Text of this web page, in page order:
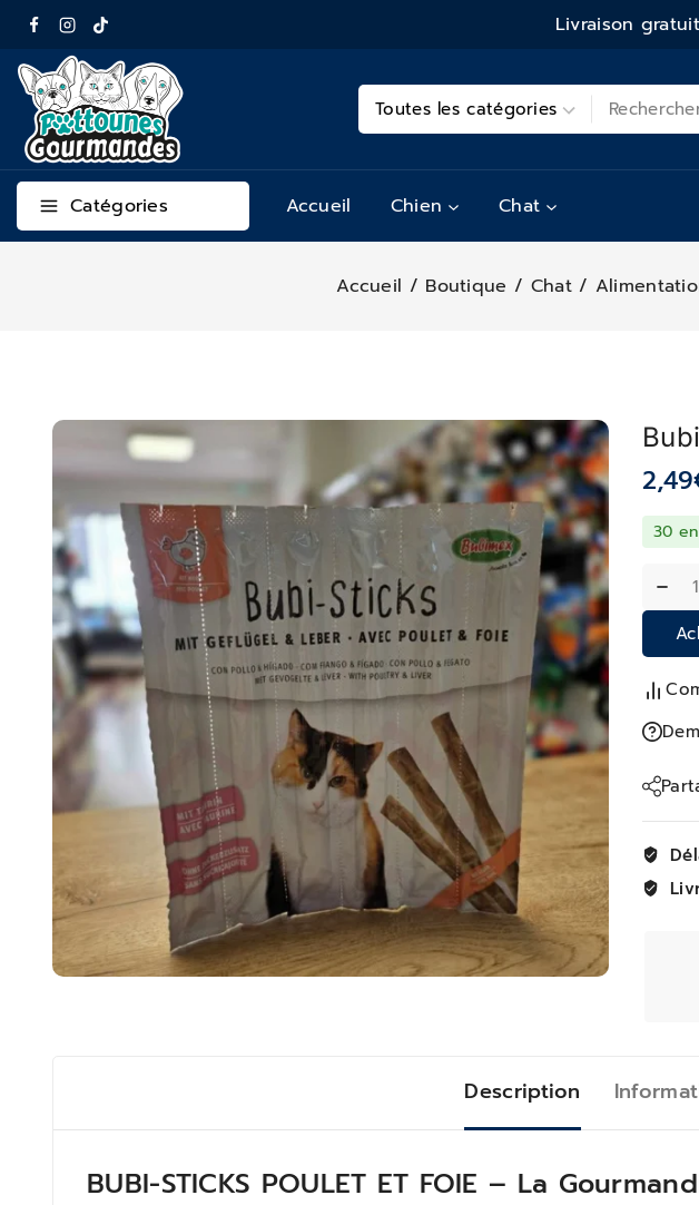
Livraison
Catégories Accueil Chien Chat
Accueil / Boutique / Chat /
2,49
30
Description
BUBI-STICKS POULET ET FOIE – La